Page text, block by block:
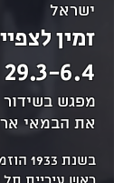
ישראל
זמין
29.3-6.4
מפגש בשידור
את הבמאי
בשנת